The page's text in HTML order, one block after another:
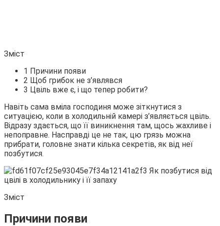
Зміст
1 Причини появи
2 Щоб грибок не з’являвся
3 Цвіль вже є, і що тепер робити?
Навіть сама вміла господиня може зіткнутися з
ситуацією, коли в холодильній камері з’являється цвіль.
Відразу здається, що її виникнення там, щось жахливе і
непоправне. Насправді це не так, цю грязь можна
прибрати, головне знати кілька секретів, як від неї
позбутися.
Зміст
Причини появи